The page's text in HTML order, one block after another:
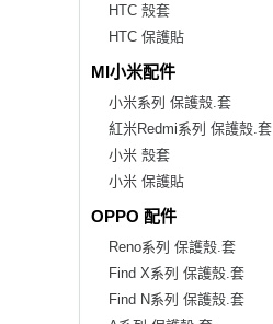
HTC 殼套
HTC 保護貼
MI小米配件
小米系列 保護殼.套
紅米Redmi系列 保護殼.套
小米 殼套
小米 保護貼
OPPO 配件
Reno系列 保護殼.套
Find X系列 保護殼.套
Find N系列 保護殼.套